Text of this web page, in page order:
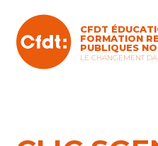
content
CFDT
FORMATION
PUBLIQUES
LE CHANGEMENT